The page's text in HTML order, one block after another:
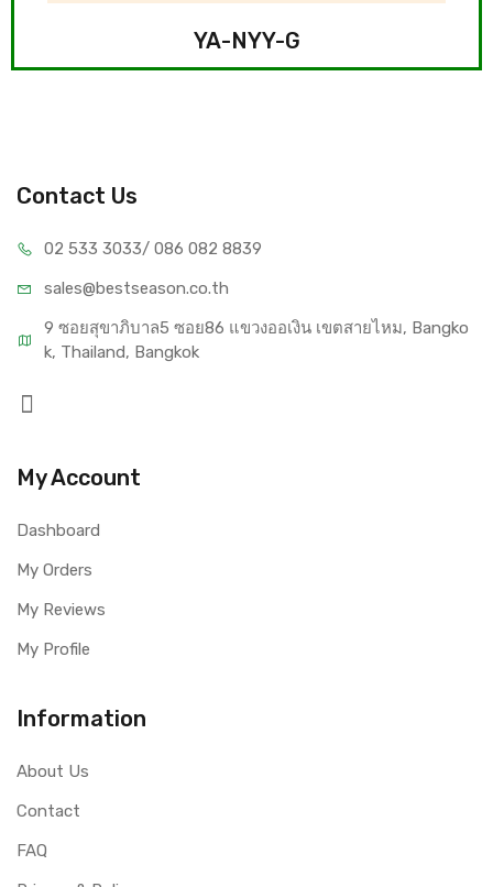
YA-NYY-G
Contact Us
02 533 3033/ 086 082 8839
sales@bestseason.co.th
9 ซอยสุขาภิบาล5 ซอย86 แขวงออเงิน เขตสายไหม, Bangko
k, Thailand, Bangkok
My Account
Dashboard
My Orders
My Reviews
My Profile
Information
About Us
Contact
FAQ